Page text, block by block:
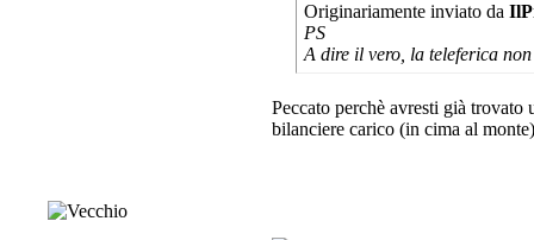
Originariamente inviato da
PS
A dire il vero, la teleferica
Peccato perchè avresti già
bilanciere carico (in cima al